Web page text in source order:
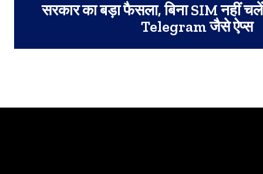
सरकार का बड़ा फैसला, बिना SIM नहीं
Telegram जैसे ऐप्स